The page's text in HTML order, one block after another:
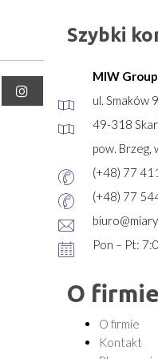
Szybki
MIW
ul. Smaków 9
49-318
pow. Brzeg,
(+48) 77
(+48) 77
Pon – Pt:
O firmie
O firmie
Kontakt